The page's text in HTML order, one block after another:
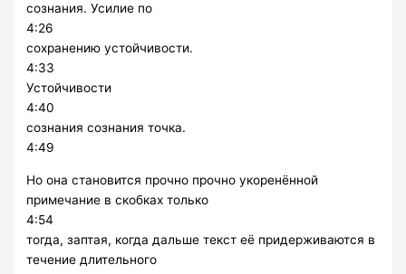
сознания. Усилие по
4:26
сохранению устойчивости.
4:33
Устойчивости
4:40
сознания сознания точка.
4:49
Но она становится прочно прочно укоренённой
примечание в скобках только
4:54
тогда, заптая, когда дальше текст её придерживаются в
течение длительного